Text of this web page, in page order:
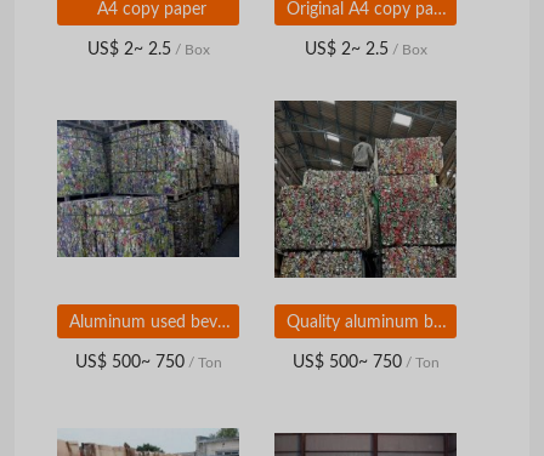
A4 copy paper
US$ 2~ 2.5/ Box
Original A4 copy paper
US$ 2~ 2.5/ Box
Aluminum used beverages can available
US$ 500~ 750/ Ton
Quality aluminum beverage cans
US$ 500~ 750/ Ton